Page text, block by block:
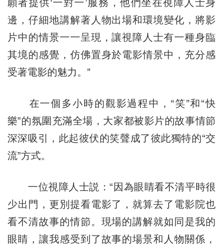
願者提供‘一對一’服務，他們坐在視障人士身
邊，仔細地講解著人物出場和環境變化，將影
片中的情景一一呈現，讓視障人士有一種身臨
其境的感覺，仿佛置身於電影情景中，充分感
受著電影的魅力。”
在一個多小時的觀影過程中，“笑”和“快
樂”的氛圍充滿全場，大家都被影片的故事情節
深深吸引，此起彼伏的笑聲成了彼此獨特的“交
流”方式。
一位視障人士説：“因為眼睛看不清平時很
少出門，更別提看電影了，就算去了電影院也
看不清故事的情節。現場的講解就如同是我的
眼睛，讓我感受到了故事的場景和人物關係，